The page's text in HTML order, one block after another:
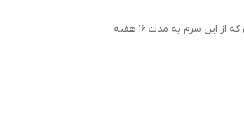
طبق آزمایشات انجام شده در لابراتوارهای کلینیک اثبات شده است بانوانی که یکبار لیزردرمانی بر روی پوست خود انجام داده‌اند نتیجه مشابهی با افرادی که از این سرم به مدت ۱۶ هفته